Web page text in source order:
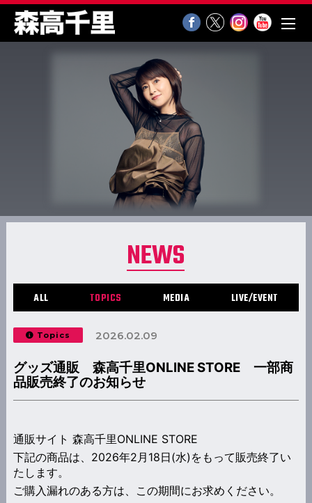
NEWS
ALL TOPICS MEDIA LIVE/EVENT
Topics 2026.02.09
グッズ通販 森高千里ONLINE STORE 一部商
品販売終了のお知らせ
通販サイト 森高千里ONLINE STORE
下記の商品は、2026年2月18日(水)をもって販売終了い
たします。
ご購入漏れのある方は、この期間にお求めください。